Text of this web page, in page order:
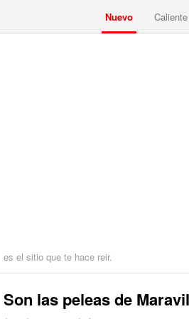
Nuevo Caliente
es el sitio que te hace reir.
Son las peleas de